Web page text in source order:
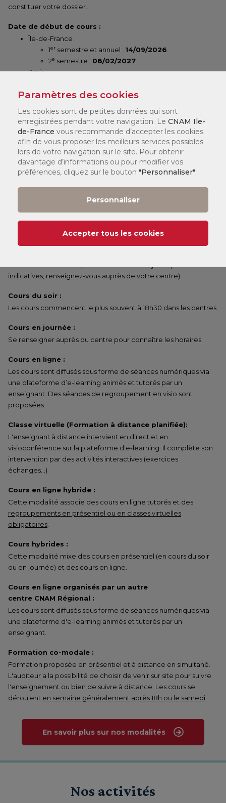
constituer votre dossier.
Date de début de cours :
Île-de-France :
1er semestre et annuel : 14/09/2026
2e semestre : 08/02/2027
Paris :
2esemestre :01/02/2027
Les dates fournies sont d'ordre général à toutes les formations.
Les cours pour cette formation peuvent potentiellement
commencer un peu plus tard dans le semestre.
Annuel :
Il s'étend de fin septembre / début octobre à début juillet
(dates indicatives, renseignez-vous auprès de votre centre).
Il s'étend de fin septembre / début octobre à fin janvier / début
février (dates indicatives, renseignez-vous auprès de votre
indicatives, renseignez-vous auprès de votre centre).
Cours du soir :
Les cours commencent le plus souvent à 18h30 dans les centres.
Cours en journée :
Se renseigner auprès du centre pour connaître les horaires.
Cours en ligne :
Les cours sont diffusés sous forme de séances numériques via
une plateforme d’e-learning animés et tutorés par un
enseignant. Des séances de regroupement en visio sont
proposées.
Classe virtuelle (Formation à distance planifiée):
L'enseignant à distance intervient en direct et en
visioconférence sur la plateforme d'e-learning. Il complète son
intervention par des activités interactives (exercices
échanges…)
Cours en ligne hybride :
Cette modalité associe des cours en ligne tutorés et des
regroupements en présentiel ou en classes virtuelles
obligatoires
Cours hybrides :
Cette modalité mixe des cours en présentiel (en cours du soir
ou en journée) et des cours en ligne.
Cours en ligne organisés par un autre
centre CNAM Régional :
Les cours sont diffusés sous forme de séances numériques via
une plateforme d'e-learning animés et tutorés par un
enseignant.
Formation co-modale :
Formation proposée en présentiel et à distance en simultané.
L'auditeur a la possibilité de choisir de venir sur site pour suivre
l'enseignement ou bien de suivre à distance. Les cours se
déroulent en semaine généralement après 18h ou le samedi
En savoir plus sur nos modalités
Nos activités
Paramètres des cookies
Les cookies sont de petites données qui sont
enregistrées pendant votre navigation. Le CNAM Ile-
de-France vous recommande d’accepter les cookies
afin de vous proposer les meilleurs services possibles
lors de votre navigation sur le site. Pour obtenir
davantage d’informations ou pour modifier vos
préférences, cliquez sur le bouton "Personnaliser".
Personnaliser
Accepter tous les cookies